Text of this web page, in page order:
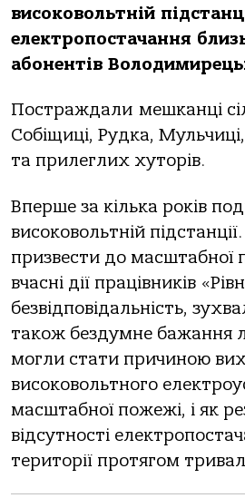
високовольтній
електропостачання
абонентів
Постраждали мешканці
Собіщиці, Рудка,
та прилеглих хуторів.
Вперше за кілька років
високовольтній
призвести до масштабної
вчасні дії працівників
безвідповідальність,
також бездумне бажання
могли стати причиною
високовольтного
масштабної пожежі, і як
відсутності
території протягом